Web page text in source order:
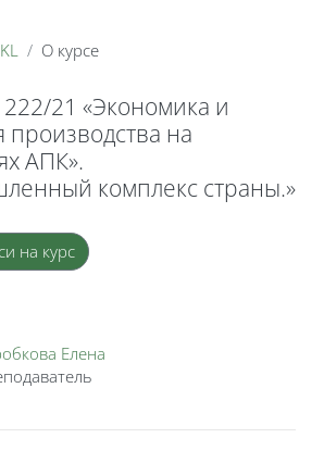
О курсе
21 «Экономика и
производства на
АПК».
комплекс страны.»
на курс
Елена